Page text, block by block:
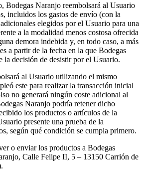
Bodegas Naranjo reembolsará al Usuario
incluidos los gastos de envío (con la
elegidos por el Usuario para una
a la modalidad menos costosa ofrecida
demora indebida y, en todo caso, a más
a partir de la fecha en la que Bodegas
la decisión de desistir por el Usuario.
al Usuario utilizando el mismo
este para realizar la transacción inicial
no generará ningún coste adicional al
Naranjo podría retener dicho
los productos o artículos de la
presente una prueba de la
según qué condición se cumpla primero.
o enviar los productos a Bodegas
Calle Felipe II, 5 – 13150 Carrión de